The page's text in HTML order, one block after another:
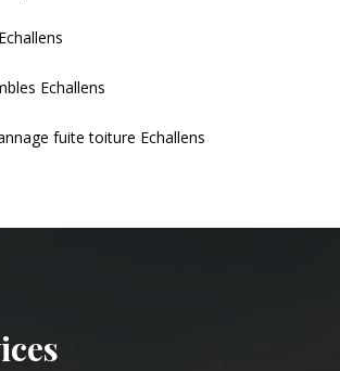
Echallens
fuite toiture Echallens